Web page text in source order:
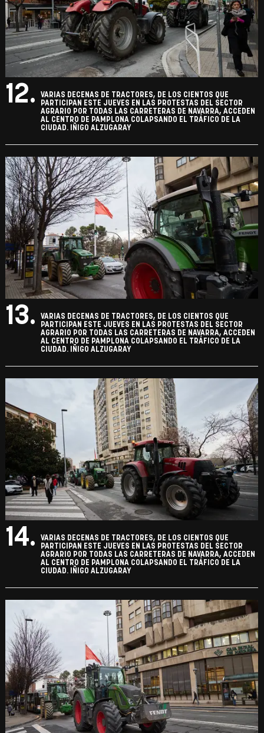
12.
VARIAS DECENAS DE TRACTORES, DE LOS CIENTOS QUE
PARTICIPAN ESTE JUEVES EN LAS PROTESTAS DEL SECTOR
AGRARIO POR TODAS LAS CARRETERAS DE NAVARRA, ACCEDEN
AL CENTRO DE PAMPLONA COLAPSANDO EL TRÁFICO DE LA
CIUDAD. IÑIGO ALZUGARAY
13.
VARIAS DECENAS DE TRACTORES, DE LOS CIENTOS QUE
PARTICIPAN ESTE JUEVES EN LAS PROTESTAS DEL SECTOR
AGRARIO POR TODAS LAS CARRETERAS DE NAVARRA, ACCEDEN
AL CENTRO DE PAMPLONA COLAPSANDO EL TRÁFICO DE LA
CIUDAD. IÑIGO ALZUGARAY
14.
VARIAS DECENAS DE TRACTORES, DE LOS CIENTOS QUE
PARTICIPAN ESTE JUEVES EN LAS PROTESTAS DEL SECTOR
AGRARIO POR TODAS LAS CARRETERAS DE NAVARRA, ACCEDEN
AL CENTRO DE PAMPLONA COLAPSANDO EL TRÁFICO DE LA
CIUDAD. IÑIGO ALZUGARAY